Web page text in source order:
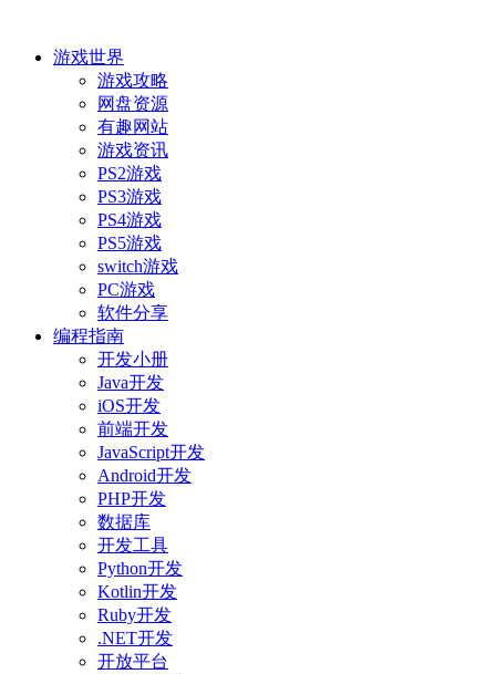
游戏世界
游戏攻略
网盘资源
有趣网站
游戏资讯
PS2游戏
PS3游戏
PS4游戏
PS5游戏
switch游戏
PC游戏
软件分享
编程指南
开发小册
Java开发
iOS开发
前端开发
JavaScript开发
Android开发
PHP开发
数据库
开发工具
Python开发
Kotlin开发
Ruby开发
.NET开发
开放平台